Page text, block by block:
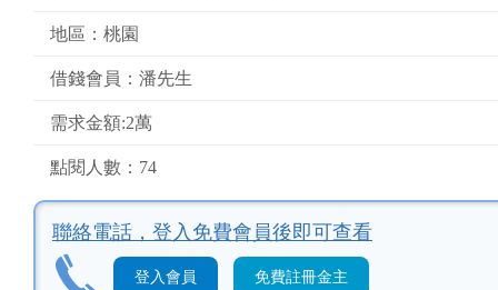
地區：桃園
借錢會員：潘先生
需求金額:2萬
點閱人數：74
聯絡電話， 登入免費會員後即可查看
登入會員 免費註冊金主